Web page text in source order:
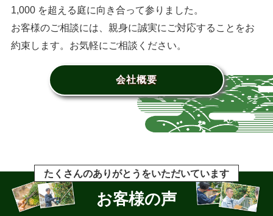
1,000 を超える庭に向き合って参りました。
お客様のご相談には、親身に誠実にご対応することをお
約束します。お気軽にご相談ください。
会社概要
たくさんのありがとうをいただいています
お客様の声